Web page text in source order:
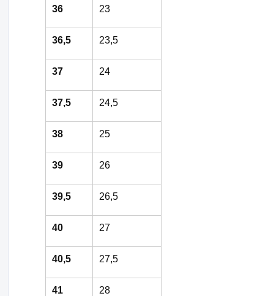
36 23
36,5 23,5
37 24
37,5 24,5
38 25
39 26
39,5 26,5
40 27
40,5 27,5
41 28